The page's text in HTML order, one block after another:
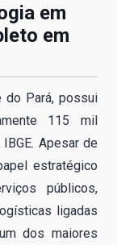
em
em
do Pará, possui
115 mil
Apesar de
estratégico
públicos,
ligadas
dos maiores